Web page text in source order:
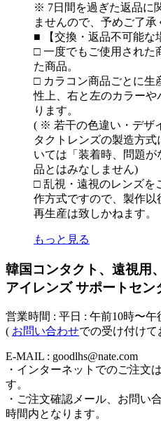
※ 7日間を過ぎた返品に
ませんので、予めご了承
■ 【交換・返品不可能な
□ 一度でもご使用された
た商品。
□ カラコン商品ごとに生
性上、右と左のカラー
ります。
( ※ 若干の色違い・デザ
タクトレンズの製造方
いては「装着時、問題が
品とはみなしません)
□ 乱視・遠視のレンズを
作方式ですので、製作以
再生産は致しかねます。
もっと見る
韓国コンタクト、遠視用
アイレンズ サポートセン
営業時間 : 平日 : 午前10時〜
( お問い合わせでの受け付けて
E-MAIL : goodlhs@nate.com
・インターネットでのご注文
す。
・ご注文確認メール、お問い
時間内となります。